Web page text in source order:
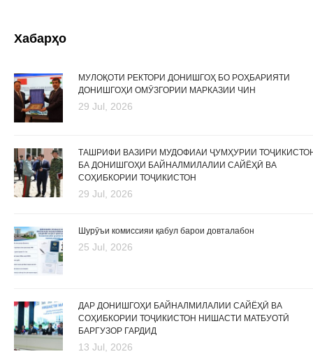
Хабарҳо
МУЛОҚОТИ РЕКТОРИ ДОНИШГОҲ БО РОҲБАРИЯТИ
ДОНИШГОҲИ ОМӮЗГОРИИ МАРКАЗИИ ЧИН
29 Jul, 2026
ТАШРИФИ ВАЗИРИ МУДОФИАИ ҶУМҲУРИИ
БА ДОНИШГОҲИ БАЙНАЛМИЛАЛИИ САЙЁҲӢ ВА
СОҲИБКОРИИ ТОҶИКИСТОН
29 Jul, 2026
Шурӯъи комиссияи қабул барои довталабон
25 Jul, 2026
ДАР ДОНИШГОҲИ БАЙНАЛМИЛАЛИИ САЙЁҲӢ ВА
СОҲИБКОРИИ ТОҶИКИСТОН НИШАСТИ МАТБУОТӢ
БАРГУЗОР ГАРДИД
13 Jul, 2026